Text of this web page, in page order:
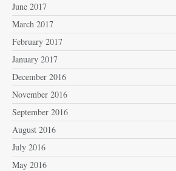
June 2017
March 2017
February 2017
January 2017
December 2016
November 2016
September 2016
August 2016
July 2016
May 2016